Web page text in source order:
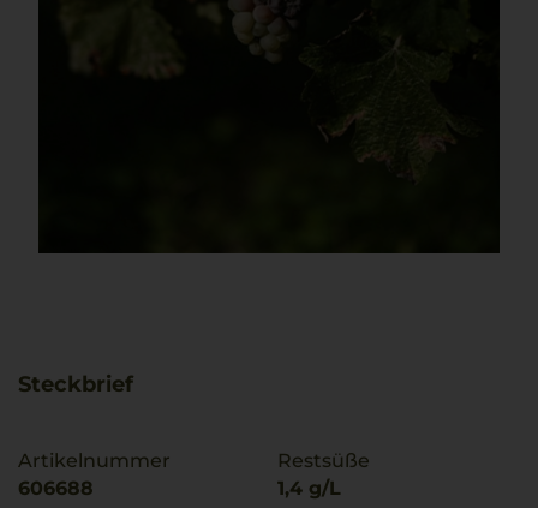
Steckbrief
Artikelnummer
606688
Restsüße
1,4 g/L